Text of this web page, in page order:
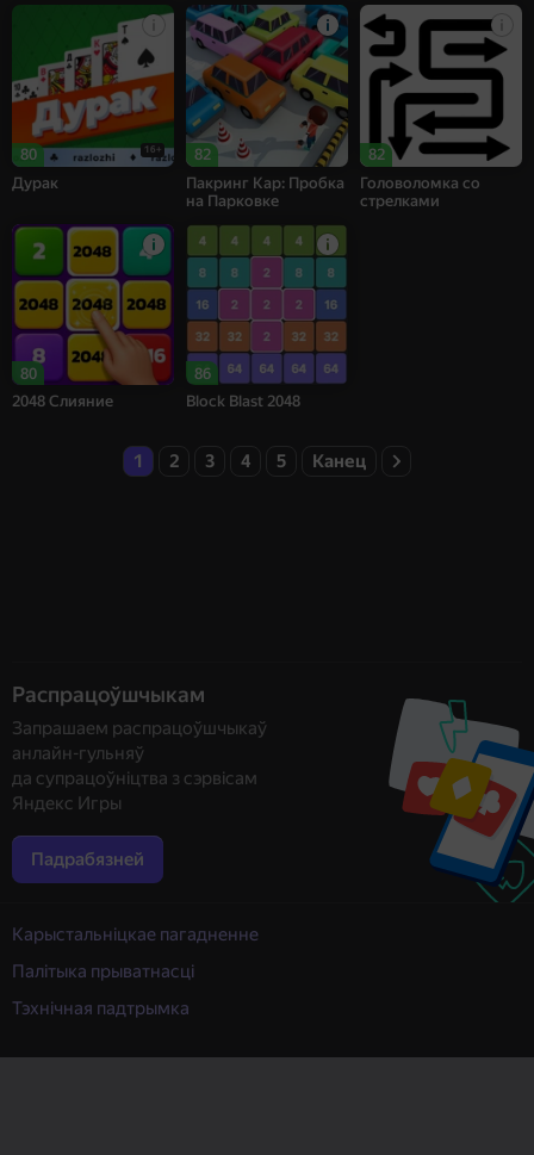
80 16+
Дурак
82
Пакринг Кар: Пробка
на Парковке
82
Головоломка со
стрелками
80
2048 Слияние
86
Block Blast 2048
1 2 3 4 5 Канец
Распрацоўшчыкам
Запрашаем распрацоўшчыкаў
анлайн-гульняў
да супрацоўніцтва з сэрвісам
Яндекс Игры
Падрабязней
Карыстальніцкае пагадненне
Палітыка прыватнасці
Тэхнічная падтрымка